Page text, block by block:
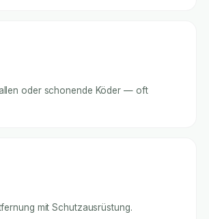
oder schonende Köder — oft
mit Schutzausrüstung.